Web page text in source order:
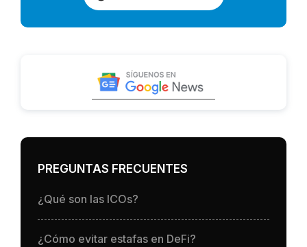
PREGUNTAS FRECUENTES
¿Qué son las ICOs?
¿Cómo evitar estafas en DeFi?